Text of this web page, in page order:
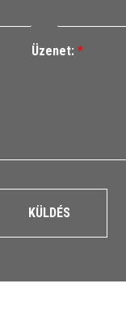
Üzenet: *
KÜLDÉS